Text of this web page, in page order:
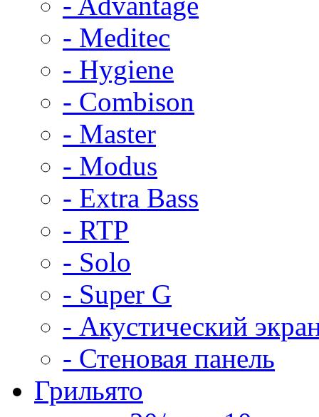
- Meditec
- Hygiene
- Combison
- Master
- Modus
- Extra Bass
- RTP
- Solo
- Super G
- Акустический
- Стеновая панель
Грильято